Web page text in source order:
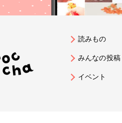
読みもの
みんなの投稿
イベント